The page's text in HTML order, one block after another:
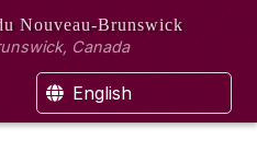
Nouveau-Brunswick
Canada
English